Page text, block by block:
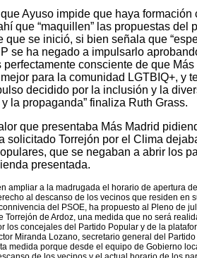
Ayuso impide que haya formación
que “maquillen” las propuestas del
que se inició, si bien señala que
se ha negado a impulsarlo
perfectamente consciente de que
para la comunidad LGTBIQ+, y
decidido por la inclusión y la
la propaganda” finaliza Ruth Grass.
que presentaba Más Madrid
solicitado Torrejón por el Clima
que se negaban a abrir los
presentada.
ampliar a la madrugada el horario de apertura
al descanso de los vecinos que residen en
del PSOE, ha propuesto al Pleno de
de Ardoz, una medida que no será
los concejales del Partido Popular y de la
Miranda Lozano, secretario general del
medida porque desde el equipo de Gobierno